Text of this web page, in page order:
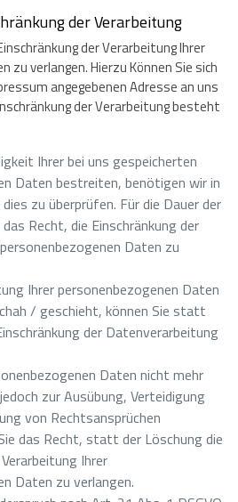
der Verarbeitung
der Verarbeitung Ihrer
zu verlangen. Hierzu Können Sie sich
angegebenen Adresse an uns
der Verarbeitung besteht
Ihrer bei uns gespeicherten
Daten bestreiten, benötigen wir in
zu überprüfen. Für die Dauer der
Recht, die Einschränkung der
Daten zu
Ihrer personenbezogenen Daten
/ geschieht, können Sie statt
der Datenverarbeitung
Daten nicht mehr
zur Ausübung, Verteidigung
von Rechtsansprüchen
das Recht, statt der Löschung die
Ihrer
Daten zu verlangen.